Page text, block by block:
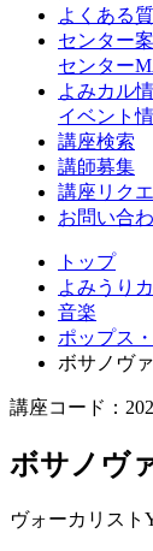
よくある
センター
センター
よみカル
イベント
講座検索
講師募集
講座リク
お問い合
トップ
よみうり
音楽
ポップス
ボサノヴ
講座コード：
ボサノヴ
ヴォーカリスト